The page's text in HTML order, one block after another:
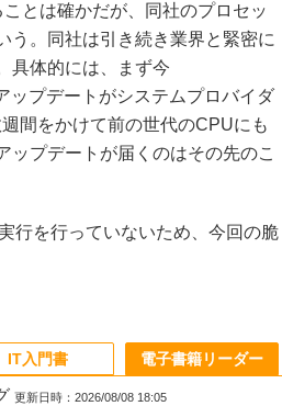
とは確かだが、同社のプロセッ
う。同社は引き続き業界と緊密に
具体的には、まず今
ップデートがシステムプロバイダ
間をかけて前の世代のCPUにも
ップデートが届くのはその先のこ
行を行っていないため、今回の脆
IT入門書 電子書籍リーダー
更新日時：2026/08/08 18:05